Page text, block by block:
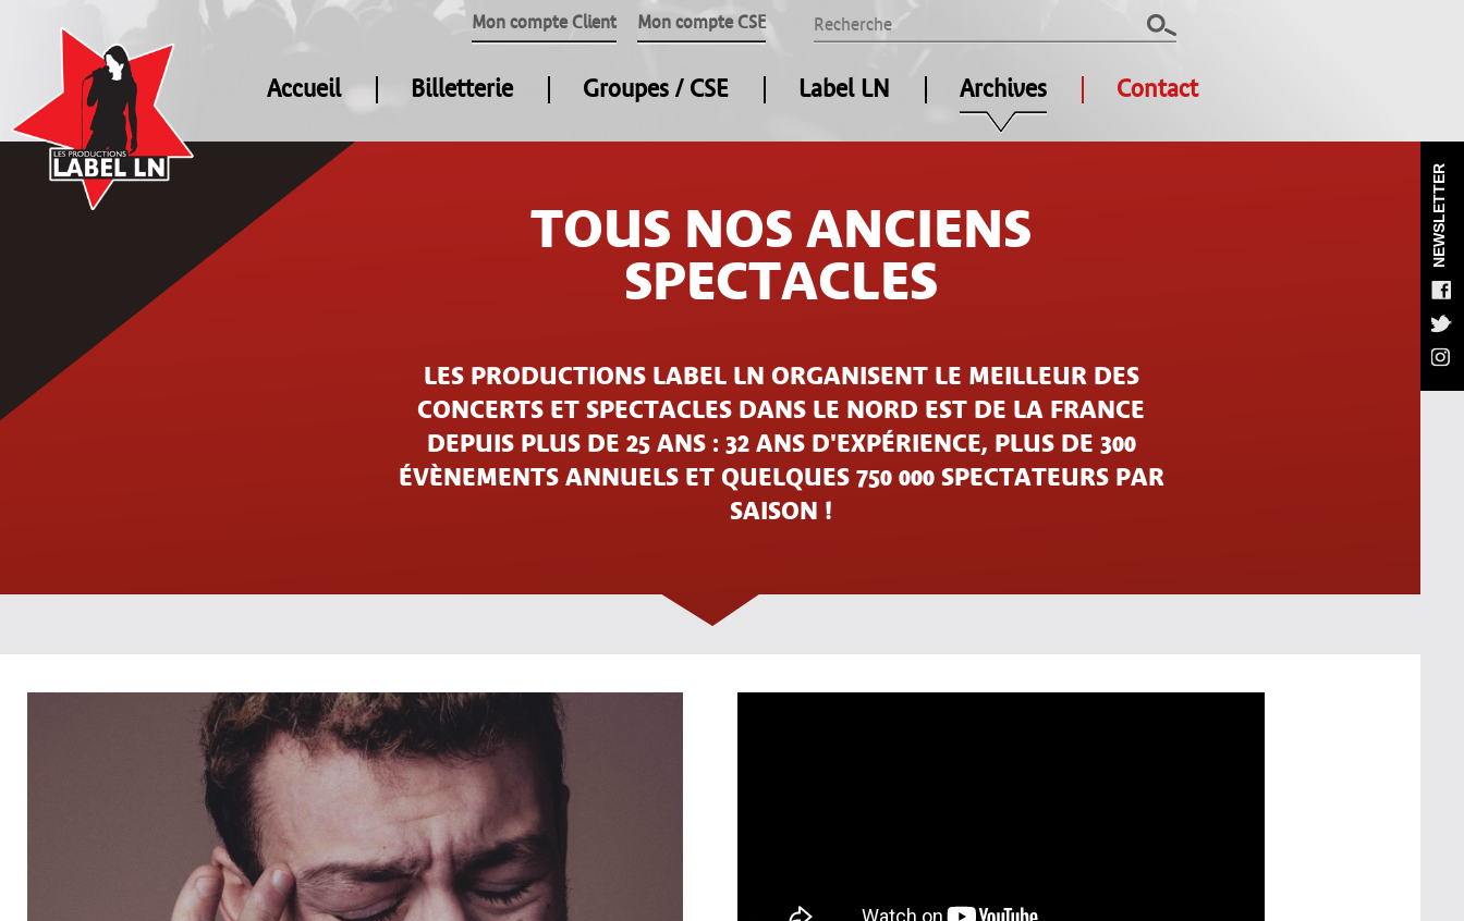
Mon compte Client Mon compte CSE
Accueil Billetterie Groupes / CSE Label LN Archives Contact
TOUS NOS ANCIENS
SPECTACLES
LES PRODUCTIONS LABEL LN ORGANISENT LE MEILLEUR DES
CONCERTS ET SPECTACLES DANS LE NORD EST DE LA FRANCE
DEPUIS PLUS DE 25 ANS : 32 ANS D'EXPÉRIENCE, PLUS DE 300
ÉVÈNEMENTS ANNUELS ET QUELQUES 750 000 SPECTATEURS PAR
SAISON !
NEWSLETTER